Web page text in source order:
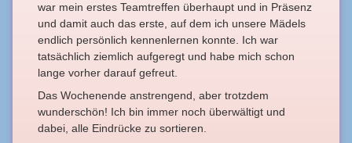
war mein erstes Teamtreffen überhaupt und in Präsenz
und damit auch das erste, auf dem ich unsere Mädels
endlich persönlich kennenlernen konnte. Ich war
tatsächlich ziemlich aufgeregt und habe mich schon
lange vorher darauf gefreut.
Das Wochenende anstrengend, aber trotzdem
wunderschön! Ich bin immer noch überwältigt und
dabei, alle Eindrücke zu sortieren.